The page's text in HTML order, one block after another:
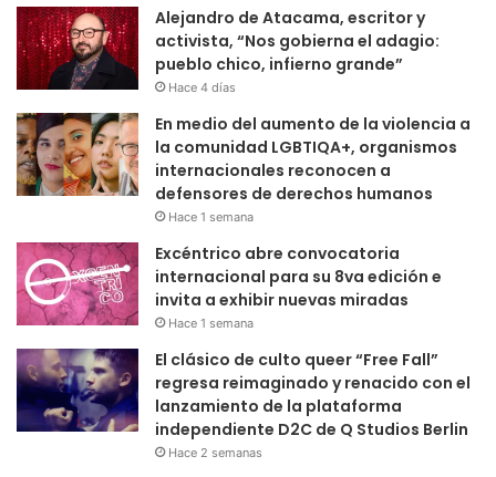
Alejandro de Atacama, escritor y
activista, “Nos gobierna el adagio:
pueblo chico, infierno grande”
Hace 4 días
En medio del aumento de la violencia a
la comunidad LGBTIQA+, organismos
internacionales reconocen a
defensores de derechos humanos
Hace 1 semana
Excéntrico abre convocatoria
internacional para su 8va edición e
invita a exhibir nuevas miradas
Hace 1 semana
El clásico de culto queer “Free Fall”
regresa reimaginado y renacido con el
lanzamiento de la plataforma
independiente D2C de Q Studios Berlin
Hace 2 semanas